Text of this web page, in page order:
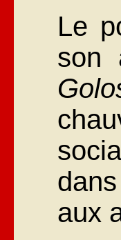
Le
son
aux